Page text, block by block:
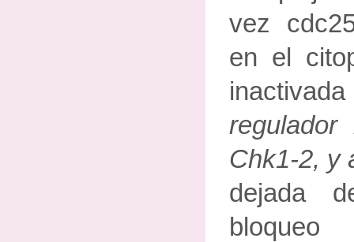
vez
en el
regulador
Chk1-2, y
dejada